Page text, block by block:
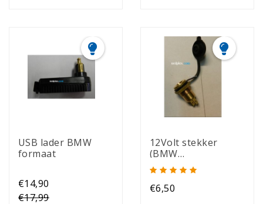
USB lader BMW
formaat
€14,90
€17,99
12Volt stekker
(BMW
formaat/Klein DIN)
€6,50